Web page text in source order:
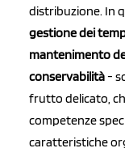
distribuzione. In
gestione dei
mantenimento
conservabilità-
frutto delicato,
competenze
caratteristiche